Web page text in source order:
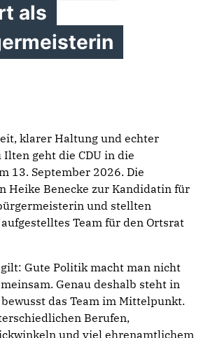
als
klarer Haltung und echter
geht die CDU in die
13. September 2026. Die
Heike Benecke zur Kandidatin für
und stellten
Team für den Ortsrat
Gute Politik macht man nicht
Genau deshalb steht in
das Team im Mittelpunkt.
Berufen,
und viel ehrenamtlichem